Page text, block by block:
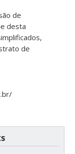
de
desta
de